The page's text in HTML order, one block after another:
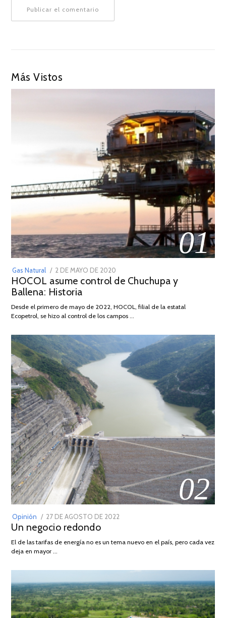
Más Vistos
01
Gas Natural
POSTED
ON
2 DE MAYO DE 2020
DE
2026
HOCOL asume control de Chuchupa y
Ballena: Historia
Desde el primero de mayo de 2022, HOCOL, filial de la estatal
Ecopetrol, se hizo al control de los campos …
02
Opinión
POSTED
ON
27 DE AGOSTO DE 2022
DE
Un negocio redondo
El de las tarifas de energía no es un tema nuevo en el país, pero cada vez
deja en mayor …